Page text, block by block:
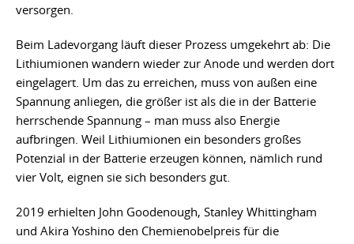
versorgen.
Beim Ladevorgang läuft dieser Prozess umgekehrt ab: Die
Lithiumionen wandern wieder zur Anode und werden dort
eingelagert. Um das zu erreichen, muss von außen eine
Spannung anliegen, die größer ist als die in der Batterie
herrschende Spannung – man muss also Energie
aufbringen. Weil Lithiumionen ein besonders großes
Potenzial in der Batterie erzeugen können, nämlich rund
vier Volt, eignen sie sich besonders gut.
2019 erhielten John Goodenough, Stanley Whittingham
und Akira Yoshino den Chemienobelpreis für die